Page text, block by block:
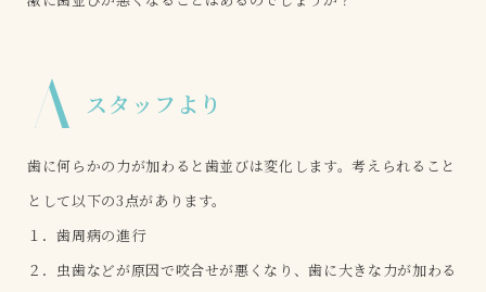
A スタッフより
歯に何らかの力が加わると歯並びは変化します。考えられること
として以下の3点があります。
１．歯周病の進行
２．虫歯などが原因で咬合せが悪くなり、歯に大きな力が加わる